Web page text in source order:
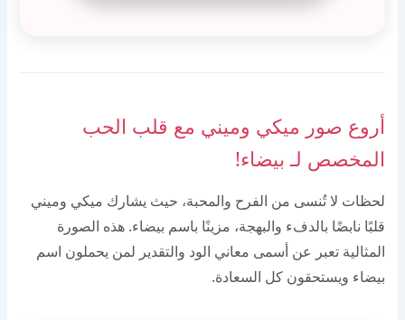
أروع صور ميكي وميني مع قلب الحب
المخصص لـ بيضاء!
لحظات لا تُنسى من الفرح والمحبة، حيث يشارك ميكي وميني
قلبًا نابضًا بالدفء والبهجة، مزينًا باسم بيضاء. هذه الصورة
المثالية تعبر عن أسمى معاني الود والتقدير لمن يحملون اسم
بيضاء ويستحقون كل السعادة.